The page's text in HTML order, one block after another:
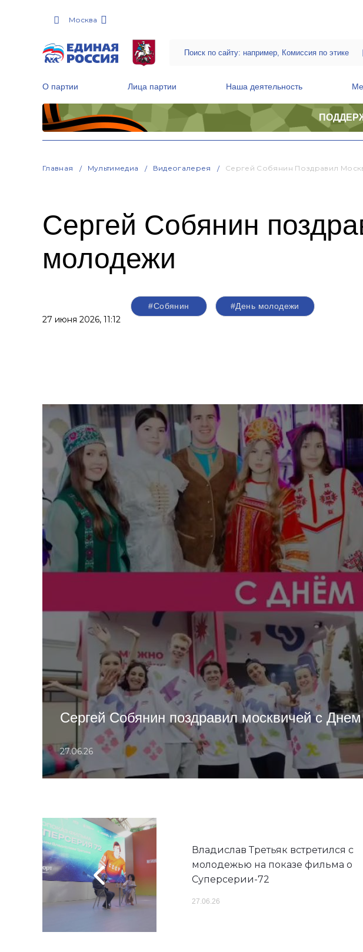
Москва
О партии Лица партии Наша деятельность
Главная Мультимедиа Видеогалерея Сергей Собянин Поздравил
Сергей Собянин
молодежи
27 июня 2026, 11:12
#Собянин #День молодежи
Сергей Собянин поздравил москвичей с
27.06.26
Владислав Третьяк встретился с
молодежью на показе фильма о
Суперсерии-72
27.06.26